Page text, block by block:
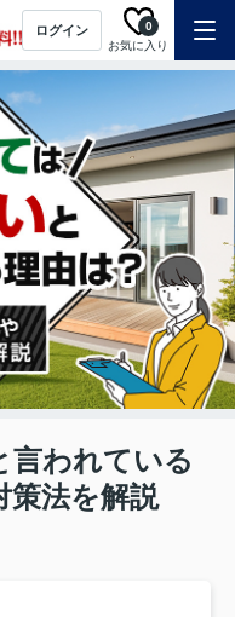
ログイン
お気に入り
0
言われている
策法を解説